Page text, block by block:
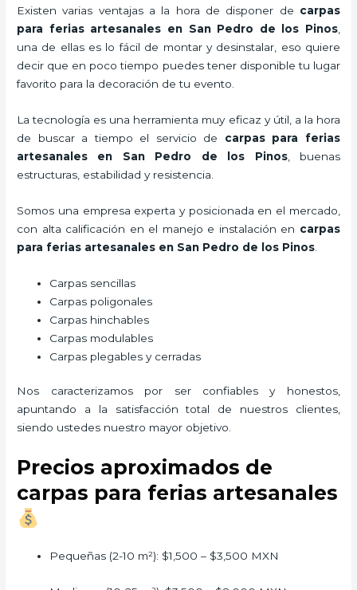
Existen varias ventajas a la hora de disponer de carpas
para ferias artesanales en San Pedro de los Pinos,
una de ellas es lo fácil de montar y desinstalar, eso quiere
decir que en poco tiempo puedes tener disponible tu lugar
favorito para la decoración de tu evento.
La tecnología es una herramienta muy eficaz y útil, a la hora
de buscar a tiempo el servicio de carpas para ferias
artesanales en San Pedro de los Pinos, buenas
estructuras, estabilidad y resistencia.
Somos una empresa experta y posicionada en el mercado,
con alta calificación en el manejo e instalación en carpas
para ferias artesanales en San Pedro de los Pinos
Carpas sencillas
Carpas poligonales
Carpas hinchables
Carpas modulables
Carpas plegables y cerradas
Nos caracterizamos por ser confiables y honestos,
apuntando a la satisfacción total de nuestros clientes,
siendo ustedes nuestro mayor objetivo.
Precios aproximados de
carpas para ferias artesanales
Pequeñas (2-10 m²): $1,500 – $3,500 MXN